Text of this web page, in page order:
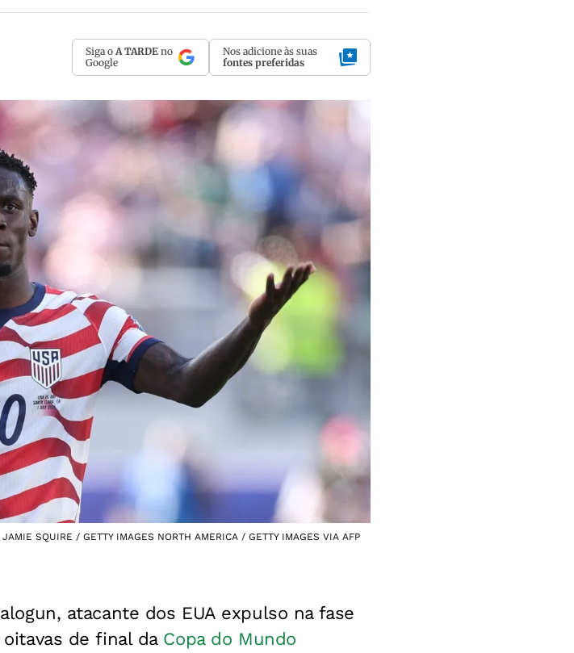
Siga o A TARDE no
Google
Nos adicione às suas
fontes preferidas
SQUIRE / GETTY IMAGES NORTH AMERICA / GETTY IMAGES VIA AFP
atacante dos EUA expulso na fase
oitavas de final da Copa do Mundo